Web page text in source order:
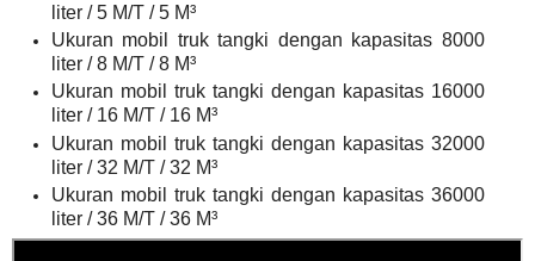
liter / 5 M/T / 5 M³
Ukuran mobil truk tangki dengan kapasitas 8000
liter / 8 M/T / 8 M³
Ukuran mobil truk tangki dengan kapasitas 16000
liter / 16 M/T / 16 M³
Ukuran mobil truk tangki dengan kapasitas 32000
liter / 32 M/T / 32 M³
Ukuran mobil truk tangki dengan kapasitas 36000
liter / 36 M/T / 36 M³